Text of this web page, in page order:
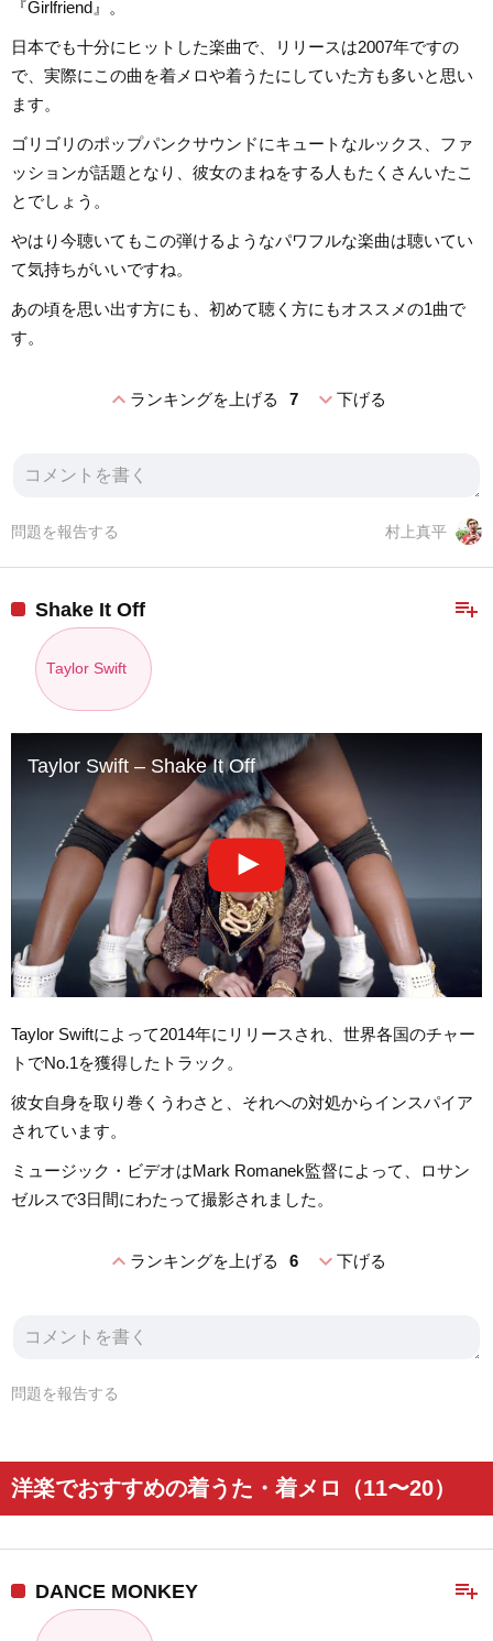
『Girlfriend』。
日本でも十分にヒットした楽曲で、リリースは2007年ですの
で、実際にこの曲を着メロや着うたにしていた方も多いと思い
ます。
ゴリゴリのポップパンクサウンドにキュートなルックス、ファ
ッションが話題となり、彼女のまねをする人もたくさんいたこ
とでしょう。
やはり今聴いてもこの弾けるようなパワフルな楽曲は聴いてい
て気持ちがいいですね。
あの頃を思い出す方にも、初めて聴く方にもオススメの1曲で
す。
expand_lessランキングを上げる 7 expand_more下げる
村上真平
問題を報告する
playlist_add
Shake It Off
Taylor Swift
Taylor Swift – Shake It Off
Taylor Swiftによって2014年にリリースされ、世界各国のチャー
トでNo.1を獲得したトラック。
彼女自身を取り巻くうわさと、それへの対処からインスパイア
されています。
ミュージック・ビデオはMark Romanek監督によって、ロサン
ゼルスで3日間にわたって撮影されました。
expand_lessランキングを上げる 6 expand_more下げる
問題を報告する
洋楽でおすすめの着うた・着メロ（11〜20）
playlist_add
DANCE MONKEY